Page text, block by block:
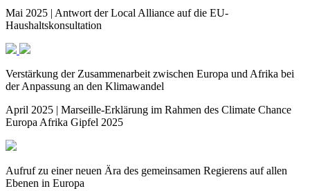
Mai 2025 | Antwort der Local Alliance auf die EU-
Haushaltskonsultation
Verstärkung der Zusammenarbeit zwischen Europa und Afrika bei
der Anpassung an den Klimawandel
April 2025 | Marseille-Erklärung im Rahmen des Climate Chance
Europa Afrika Gipfel 2025
Aufruf zu einer neuen Ära des gemeinsamen Regierens auf allen
Ebenen in Europa